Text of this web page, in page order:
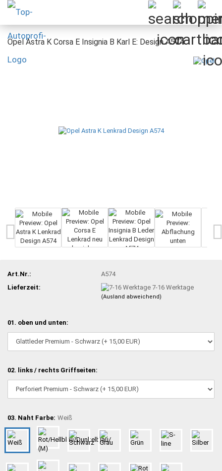
Opel Astra K Corsa E Insignia B Karl E: Design A574
Art.Nr.:
A574
Lieferzeit:
7-16 Werktage
(Ausland abweichend)
01. oben und unten:
02. links / rechts Griffseiten:
03. Naht Farbe: Weiß